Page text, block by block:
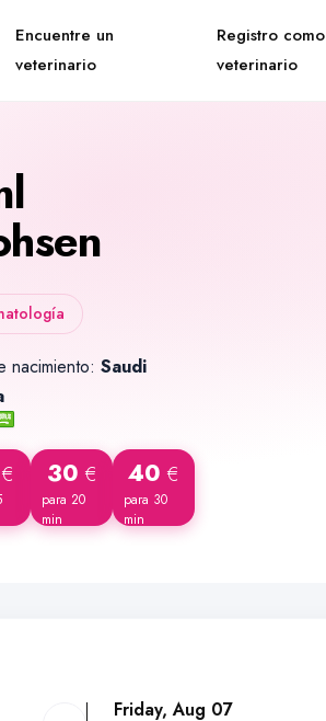
Encuentre un
veterinario
Registro como
veterinario
nacimiento: Saudi
€ 30 €
para 20
min
40 €
para 30
min
Friday, Aug 07